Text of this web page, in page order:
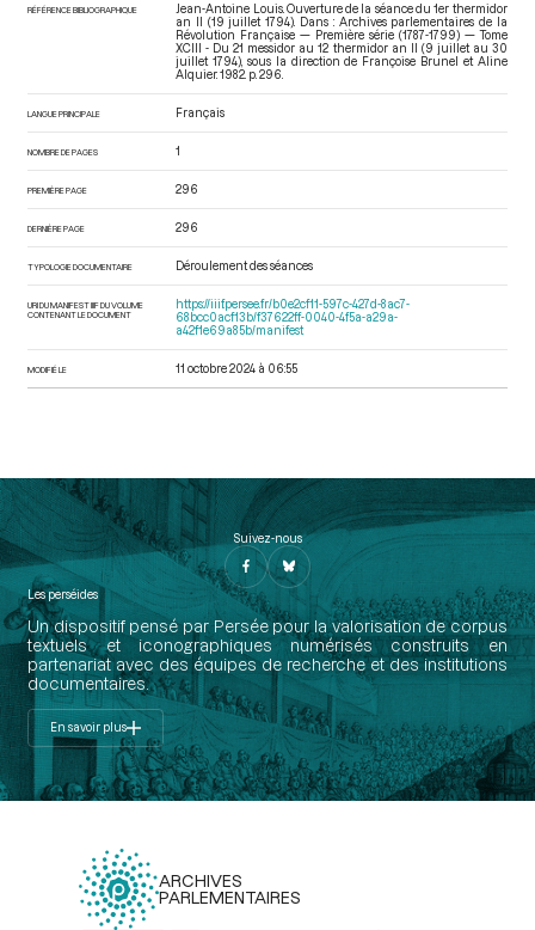
RÉFÉRENCE BIBLIOGRAPHIQUE
Jean-Antoine Louis. Ouverture de la séance du 1er thermidor
an II (19 juillet 1794). Dans : Archives parlementaires de la
Révolution Française — Première série (1787-1799) — Tome
XCIII - Du 21 messidor au 12 thermidor an II (9 juillet au 30
juillet 1794) , sous la direction de Françoise Brunel et Aline
Alquier. 1982. p. 296.
LANGUE PRINCIPALE Français
NOMBRE DE PAGES 1
PREMIÈRE PAGE 296
DERNIÈRE PAGE 296
TYPOLOGIE DOCUMENTAIRE Déroulement des séances
URI DU MANIFEST IIIF DU VOLUME
CONTENANT LE DOCUMENT
https://iiif.persee.fr/b0e2cf11-597c-427d-8ac7-
68bcc0acf13b/f37622ff-0040-4f5a-a29a-
a42f1e69a85b/manifest
MODIFIÉ LE 11 octobre 2024 à 06:55
Suivez-nous
Les perséides
Un dispositif pensé par Persée pour la valorisation de corpus
textuels et iconographiques numérisés construits en
partenariat avec des équipes de recherche et des institutions
documentaires.
En savoir plus
ARCHIVES
PARLEMENTAIRES